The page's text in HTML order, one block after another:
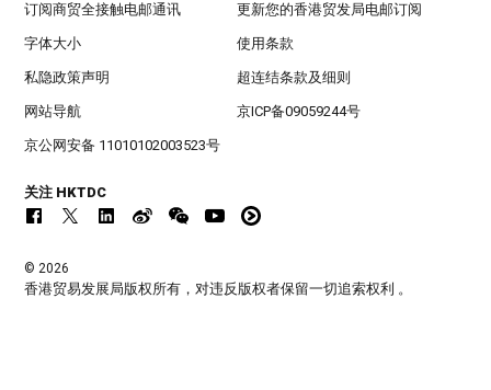
订阅商贸全接触电邮通讯 更新您的香港贸发局电邮订阅
字体大小 使用条款
私隐政策声明 超连结条款及细则
网站导航 京ICP备09059244号
京公网安备 11010102003523号
关注 HKTDC
© 2026
香港贸易发展局版权所有，对违反版权者保留一切追索权利 。